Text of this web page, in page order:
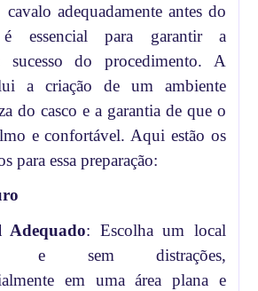
cavalo adequadamente antes do
é essencial para garantir a
sucesso do procedimento. A
a criação de um ambiente
do casco e a garantia de que o
e confortável. Aqui estão os
para essa preparação:
Adequado: Escolha um local
e sem distrações,
em uma área plana e